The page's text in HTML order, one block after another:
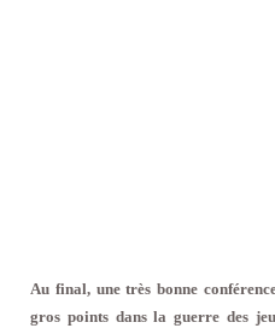
Au final, une très bonne
gros points dans la guerre des